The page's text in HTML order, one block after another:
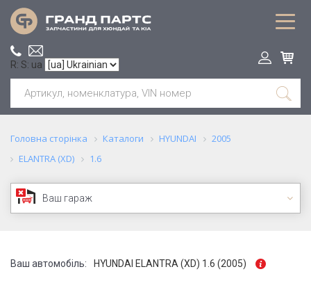
R: S: ua
Головна сторінка Каталоги HYUNDAI
2005
ELANTRA (XD)
1.6
Ваш гараж
Ваш автомобіль: HYUNDAI ELANTRA (XD) 1.6 (2005)